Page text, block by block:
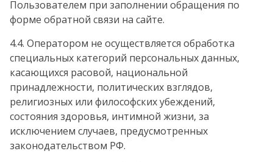
Пользователем при заполнении обращения по
форме обратной связи на сайте.
4.4. Оператором не осуществляется обработка
специальных категорий персональных данных,
касающихся расовой, национальной
принадлежности, политических взглядов,
религиозных или философских убеждений,
состояния здоровья, интимной жизни, за
исключением случаев, предусмотренных
законодательством РФ.